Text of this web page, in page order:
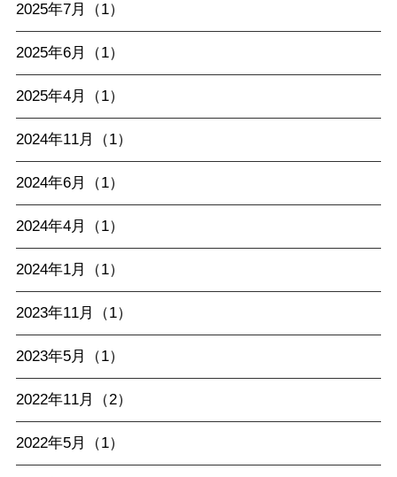
2025年7月（1）
2025年6月（1）
2025年4月（1）
2024年11月（1）
2024年6月（1）
2024年4月（1）
2024年1月（1）
2023年11月（1）
2023年5月（1）
2022年11月（2）
2022年5月（1）